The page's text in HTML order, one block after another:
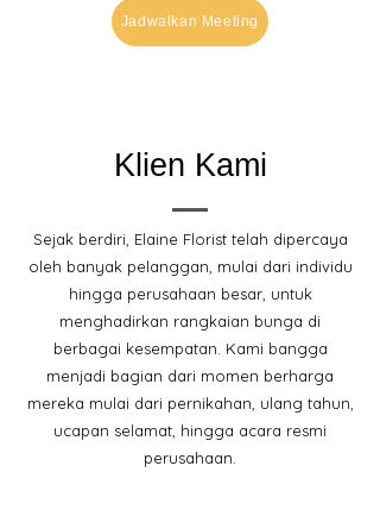
Jadwalkan Meeting
Klien Kami
Sejak berdiri, Elaine Florist telah dipercaya
oleh banyak pelanggan, mulai dari individu
hingga perusahaan besar, untuk
menghadirkan rangkaian bunga di
berbagai kesempatan. Kami bangga
menjadi bagian dari momen berharga
mereka mulai dari pernikahan, ulang tahun,
ucapan selamat, hingga acara resmi
perusahaan.